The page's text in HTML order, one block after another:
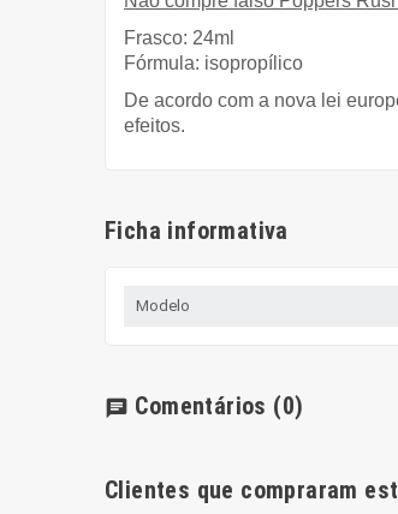
Frasco: 24ml
Fórmula: isopropílico
De acordo com a nova lei
efeitos.
Ficha informativa
Modelo
chat Comentários (0)
Clientes que compraram